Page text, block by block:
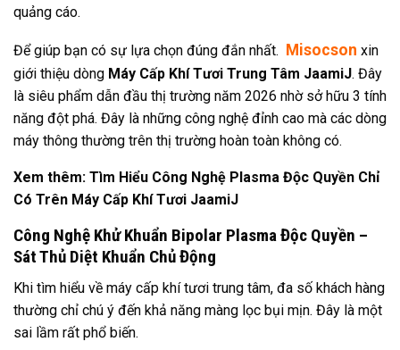
quảng cáo.
Để giúp bạn có sự lựa chọn đúng đắn nhất. Misocson xin
giới thiệu dòng Máy Cấp Khí Tươi Trung Tâm JaamiJ. Đây
là siêu phẩm dẫn đầu thị trường năm 2026 nhờ sở hữu 3 tính
năng đột phá. Đây là những công nghệ đỉnh cao mà các dòng
máy thông thường trên thị trường hoàn toàn không có.
Xem thêm: Tìm Hiểu Công Nghệ Plasma Độc Quyền Chỉ
Có Trên Máy Cấp Khí Tươi JaamiJ
Công Nghệ Khử Khuẩn Bipolar Plasma Độc Quyền –
Sát Thủ Diệt Khuẩn Chủ Động
Khi tìm hiểu về máy cấp khí tươi trung tâm, đa số khách hàng
thường chỉ chú ý đến khả năng màng lọc bụi mịn. Đây là một
sai lầm rất phổ biến.